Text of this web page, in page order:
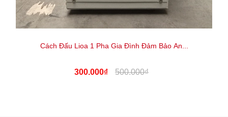
Cách Đấu Lioa 1 Pha Gia Đình Đảm Bảo An...
300.000₫ 500.000₫